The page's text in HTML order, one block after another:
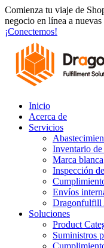
Ir
al
contenido
Comienza tu viaje de
negocio en línea a nuevas
¡Conectemos!
Inicio
Acerca de
Servicios
Inventario de
Marca blanca
Inspección
Envíos
Dragonfulfill
Soluciones
Product
Suministros